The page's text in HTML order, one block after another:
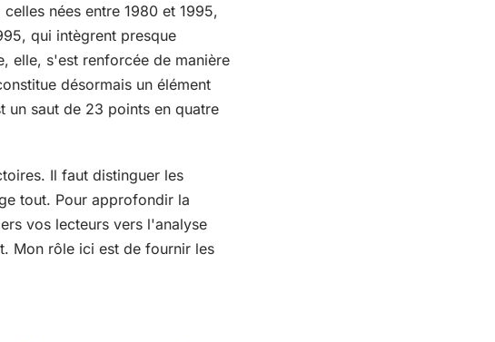
nées entre 1980 et 1995,
qui intègrent presque
elle, s'est renforcée de manière
désormais un élément
saut de 23 points en quatre
Il faut distinguer les
tout. Pour approfondir la
vos lecteurs vers l'analyse
Mon rôle ici est de fournir les